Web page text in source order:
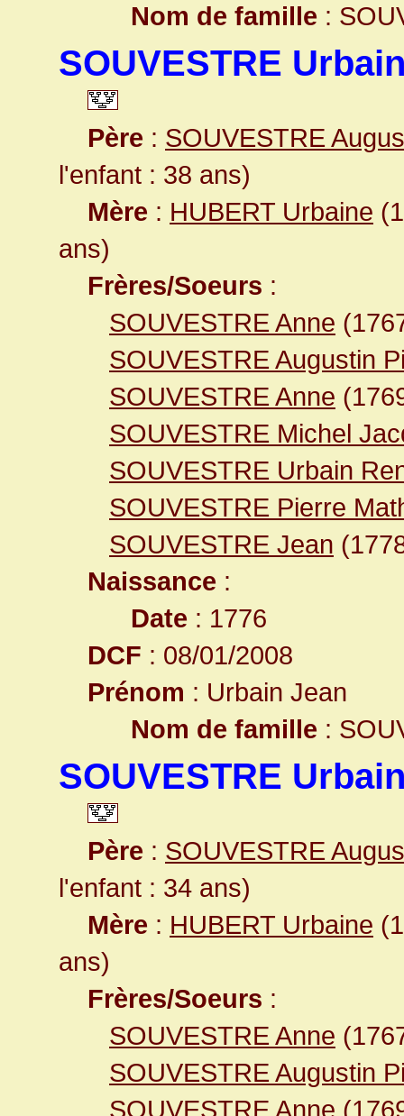
Nom de famille :
SOUVESTRE
Père : SOUVESTRE
l'enfant : 38 ans)
Mère : HUBERT Urbaine
ans)
Frères/Soeurs :
SOUVESTRE Anne
SOUVESTRE Augustin
SOUVESTRE Anne
SOUVESTRE Michel
SOUVESTRE Urbain
SOUVESTRE Pierre
SOUVESTRE Jean
Naissance :
Date : 1776
DCF : 08/01/2008
Prénom : Urbain Jean
Nom de famille :
SOUVESTRE
Père : SOUVESTRE
l'enfant : 34 ans)
Mère : HUBERT Urbaine
ans)
Frères/Soeurs :
SOUVESTRE Anne
SOUVESTRE Augustin
SOUVESTRE Anne